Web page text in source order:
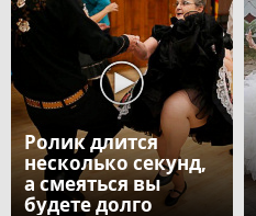
Ролик длится
несколько секунд,
а смеяться вы
будете долго